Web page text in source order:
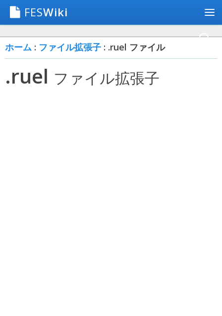
FESWiki
ホーム : ファイル拡張子 : .ruel ファイル
.ruel ファイル拡張子